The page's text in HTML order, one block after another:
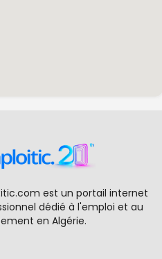
est un portail internet
dédié à l'emploi et au
en Algérie.